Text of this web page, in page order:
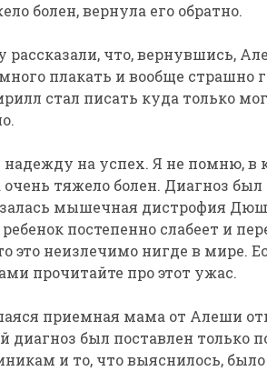
болен, вернула его обратно.
что, вернувшись,
плакать и вообще страшно
стал писать куда только
на успех. Я не помню, в
тяжело болен. Диагноз был
мышечная дистрофия
постепенно слабеет и
это неизлечимо нигде в мире.
прочитайте про этот ужас.
приемная мама от Алеши
был поставлен только
и то, что выяснилось,